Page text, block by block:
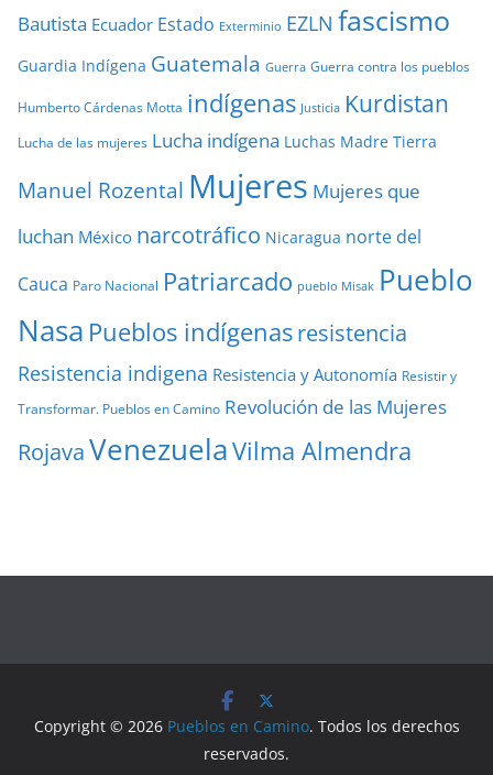
Bautista Ecuador Estado Exterminio EZLN fascismo
Guardia Indígena Guatemala Guerra Guerra contra los pueblos
Humberto Cárdenas Motta indígenas Justicia Kurdistan
Lucha de las mujeres Lucha indígena Luchas Madre Tierra
Manuel Rozental Mujeres Mujeres que
luchan México narcotráfico Nicaragua norte del
Cauca Paro Nacional Patriarcado pueblo Misak Pueblo
Nasa Pueblos indígenasresistencia
Resistencia indigena Resistencia y Autonomía Resistir y
Transformar. Pueblos en Camino Revolución de las Mujeres
RojavaVenezuelaVilma Almendra
Copyright © 2026 Pueblos en Camino. Todos los derechos
reservados.